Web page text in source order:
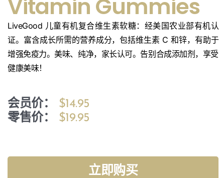
Vitamin Gummies
LiveGood 儿童有机复合维生素软糖：经美国农业部有机认
证。富含成长所需的营养成分，包括维生素 C 和锌，有助于
增强免疫力。美味、纯净，家长认可。告别合成添加剂，享受
健康美味！
会员价： $14.95
零售价： $19.95
立即购买